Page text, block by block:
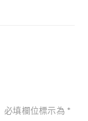
必填欄位標示為 *